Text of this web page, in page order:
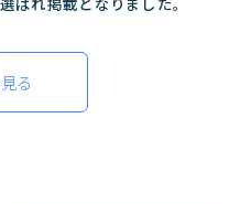
る